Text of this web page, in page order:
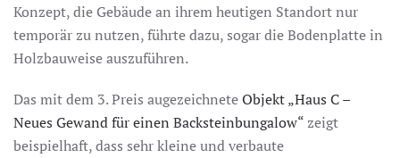
Konzept, die Gebäude an ihrem heutigen Standort nur
temporär zu nutzen, führte dazu, sogar die Bodenplatte in
Holzbauweise auszuführen.
Das mit dem 3. Preis augezeichneteObjekt „Haus C –
Neues Gewand für einen Backsteinbungalow“zeigt
beispielhaft, dass sehr kleine und verbaute